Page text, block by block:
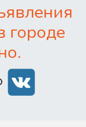
городе